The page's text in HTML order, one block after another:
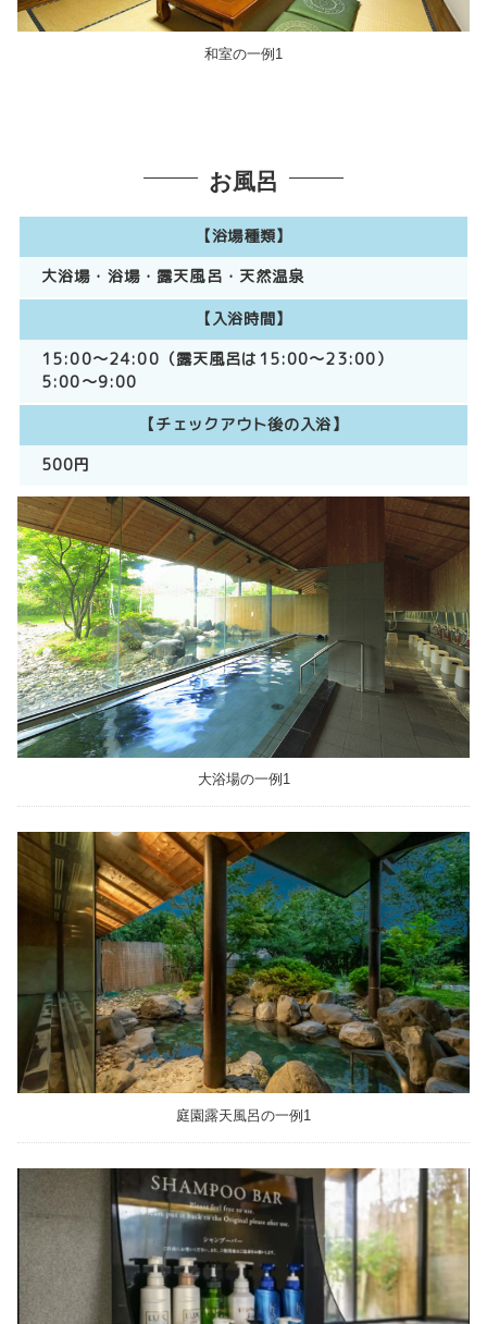
和室の一例1
お風呂
【浴場種類】
大浴場
浴場 露天風呂
天然温泉
【入浴時間】
15:00～24:00（露天風呂は15:00～23:00）
5:00～9:00
【チェックアウト後の入浴】
500円
大浴場の一例1
庭園露天風呂の一例1